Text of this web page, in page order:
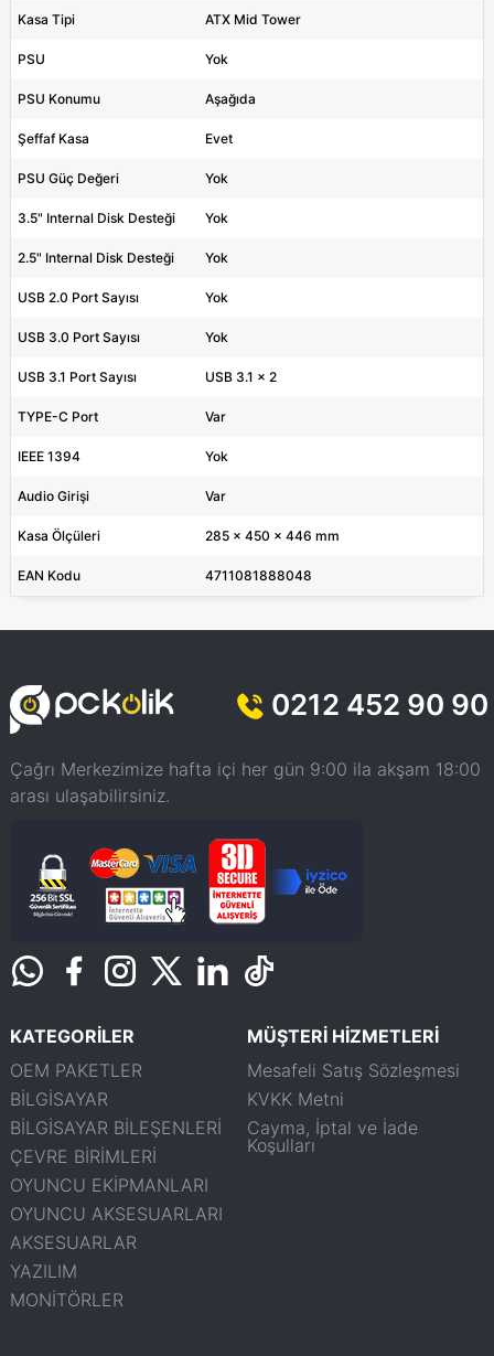
Kasa Tipi ATX Mid Tower
PSU Yok
PSU Konumu Aşağıda
Şeffaf Kasa Evet
PSU Güç Değeri Yok
3.5" Internal Disk Desteği Yok
2.5" Internal Disk Desteği Yok
USB 2.0 Port Sayısı Yok
USB 3.0 Port Sayısı Yok
USB 3.1 Port Sayısı USB 3.1 x 2
TYPE-C Port Var
IEEE 1394 Yok
Audio Girişi Var
Kasa Ölçüleri 285 x 450 x 446 mm
EAN Kodu 4711081888048
0212 452 90 90
Çağrı Merkezimize hafta içi her gün 9:00 ila akşam 18:00
arası ulaşabilirsiniz.
KATEGORİLER
OEM PAKETLER
BİLGİSAYAR
BİLGİSAYAR BİLEŞENLERİ
ÇEVRE BİRİMLERİ
OYUNCU EKİPMANLARI
OYUNCU AKSESUARLARI
AKSESUARLAR
YAZILIM
MONİTÖRLER
MÜŞTERİ HİZMETLERİ
Mesafeli Satış Sözleşmesi
KVKK Metni
Cayma, İptal ve İade
Koşulları